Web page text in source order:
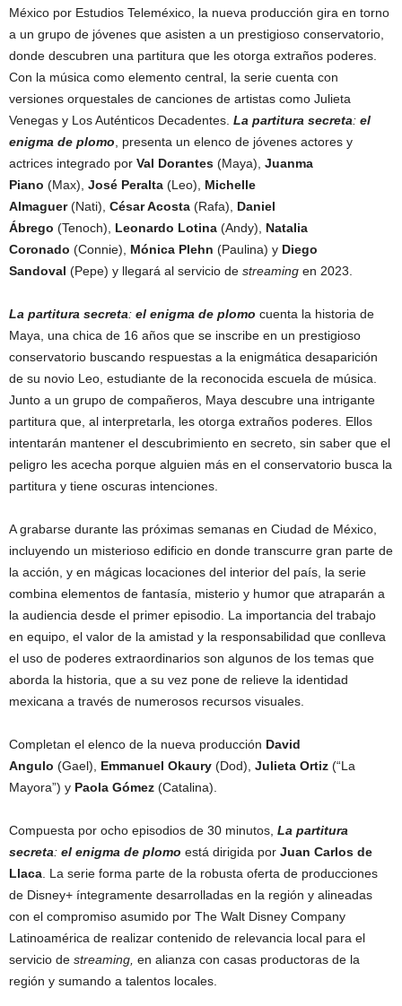
México por Estudios Teleméxico, la nueva producción gira en torno
a un grupo de jóvenes que asisten a un prestigioso conservatorio,
donde descubren una partitura que les otorga extraños poderes.
Con la música como elemento central, la serie cuenta con
versiones orquestales de canciones de artistas como Julieta
Venegas y Los Auténticos Decadentes. La partitura secreta: el
enigma de plomo , presenta un elenco de jóvenes actores y
actrices integrado por Val Dorantes (Maya), Juanma
Piano (Max), José Peralta (Leo), Michelle
Almaguer(Nati), César Acosta (Rafa), Daniel
Ábrego (Tenoch), Leonardo Lotina (Andy), Natalia
Coronado (Connie), Mónica Plehn (Paulina) y Diego
Sandoval (Pepe) y llegará al servicio de streaming en 2023.
La partitura secreta: el enigma de plomo cuenta la historia de
Maya, una chica de 16 años que se inscribe en un prestigioso
conservatorio buscando respuestas a la enigmática desaparición
de su novio Leo, estudiante de la reconocida escuela de música.
Junto a un grupo de compañeros, Maya descubre una intrigante
partitura que, al interpretarla, les otorga extraños poderes. Ellos
intentarán mantener el descubrimiento en secreto, sin saber que el
peligro les acecha porque alguien más en el conservatorio busca la
partitura y tiene oscuras intenciones.
A grabarse durante las próximas semanas en Ciudad de México,
incluyendo un misterioso edificio en donde transcurre gran parte de
la acción, y en mágicas locaciones del interior del país, la serie
combina elementos de fantasía, misterio y humor que atraparán a
la audiencia desde el primer episodio. La importancia del trabajo
en equipo, el valor de la amistad y la responsabilidad que conlleva
el uso de poderes extraordinarios son algunos de los temas que
aborda la historia, que a su vez pone de relieve la identidad
mexicana a través de numerosos recursos visuales.
Completan el elenco de la nueva producción David
Angulo (Gael), Emmanuel Okaury (Dod), Julieta Ortiz (“La
Mayora”) y Paola Gómez (Catalina).
Compuesta por ocho episodios de 30 minutos, La partitura
secreta: el enigma de plomo está dirigida por Juan Carlos de
Llaca . La serie forma parte de la robusta oferta de producciones
de Disney+ íntegramente desarrolladas en la región y alineadas
con el compromiso asumido por The Walt Disney Company
Latinoamérica de realizar contenido de relevancia local para el
servicio de streaming, en alianza con casas productoras de la
región y sumando a talentos locales.